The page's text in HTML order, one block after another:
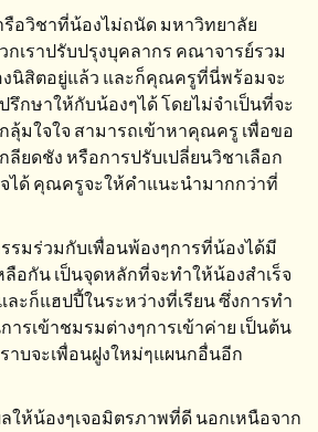
อวิชาที่น้องไม่ถนัด มหาวิทยาลัย
เราปรับปรุงบุคลากร คณาจารย์รวม
งนิสิตอยู่แล้ว และก็คุณครูที่นี่พร้อมจะ
กษาให้กับน้องๆได้ โดยไม่จำเป็นที่จะ
ลุ้มใจใจ สามารถเข้าหาคุณครู เพื่อขอ
ยดชัง หรือการปรับเปลี่ยนวิชาเลือก
จได้ คุณครูจะให้คำแนะนำมากกว่าที่
รมร่วมกับเพื่อนพ้องๆการที่น้องได้มี
อกัน เป็นจุดหลักที่จะทำให้น้องสำเร็จ
ะก็แฮปปี้ในระหว่างที่เรียน ซึ่งการทำ
ารเข้าชมรมต่างๆการเข้าค่าย เป็นต้น
าบจะเพื่อนฝูงใหม่ๆแผนกอื่นอีก
ให้น้องๆเจอมิตรภาพที่ดี นอกเหนือจาก